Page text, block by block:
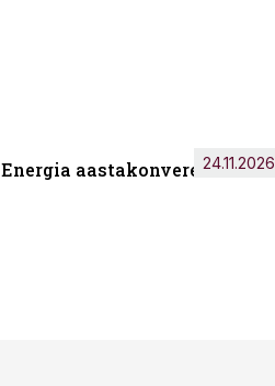
Energia aastakonverents 2026
24.11.2026